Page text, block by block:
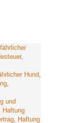
,
Hund,
,
und
Haftung
, Haftung